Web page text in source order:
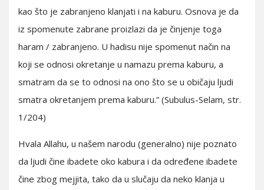
kao što je zabranjeno klanjati i na kaburu. Osnova je da
iz spomenute zabrane proizlazi da je činjenje toga
haram / zabranjeno. U hadisu nije spomenut način na
koji se odnosi okretanje u namazu prema kaburu, a
smatram da se to odnosi na ono što se u običaju ljudi
smatra okretanjem prema kaburu.” (Subulus-Selam, str.
1/204)
Hvala Allahu, u našem narodu (generalno) nije poznato
da ljudi čine ibadete oko kabura i da određene ibadete
čine zbog mejjita, tako da u slučaju da neko klanja u